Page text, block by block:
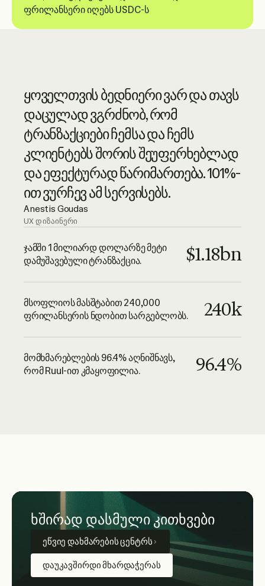
Ruul მოწინავე ონლაინ სერვისების
სინონიმია, მაღალი დონის
მომხმარებელთა მომსახურების
ნამდვილი მწვერვალით. ისინი
ძალიან პროფესიონალები არიან
— უაღრესად რეკომენდებული.
Luciano Landaeta
არქიტექტორი
ყოველთვის ბედნიერი ვარ და თავს
დაცულად ვგრძნობ, რომ
ტრანზაქციები ჩემსა და ჩემს
კლიენტებს შორის შეუფერხებლად
და ეფექტურად წარიმართება. 101%-
ით ვურჩევ ამ სერვისებს.
Anestis Goudas
UX დიზაინერი
ერთადერთი, რისი თქმაც ამ ეტაპზე
შემიძლია, ის არის, რომ Ruul
სანდოა და მათი სერვისები
გამორჩეულია. განაგრძეთ კარგი
საქმე, ბიჭებო! გმადლობთ!
Adrian Lazea
QA ინჟინერი
დამუშავებული ტრანზაქცია.
$1.18bn
ფრილანსერის ნდობით სარგებლობს.
240k
რომ Ruul-ით კმაყოფილია.
96.4%
ხშირად დასმული კითხვები
ეწვიე დახმარების ცენტრს
დაუკავშირდი მხარდაჭერას